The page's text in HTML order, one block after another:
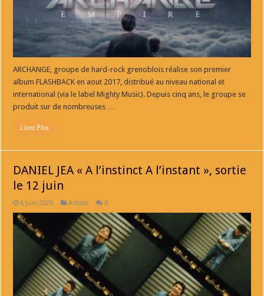
ARCHANGE, groupe de hard-rock grenoblois réalise son premier
album FLASHBACK en aout 2017, distribué au niveau national et
international (via le label Mighty Music). Depuis cinq ans, le groupe se
produit sur de nombreuses …
Lisez Plus
DANIEL JEA « A l’instinct A l’instant », sortie
le 12 juin
6 juin 2020 Artiste 0